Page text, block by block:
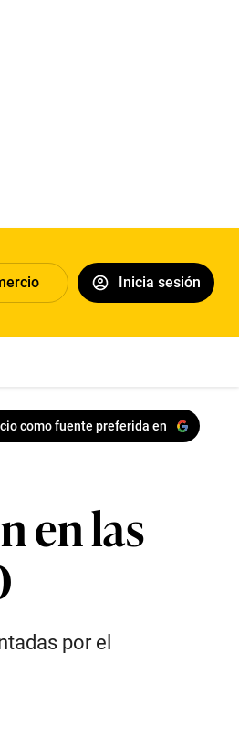
Inicia sesión
como fuente preferida en
en las
por el